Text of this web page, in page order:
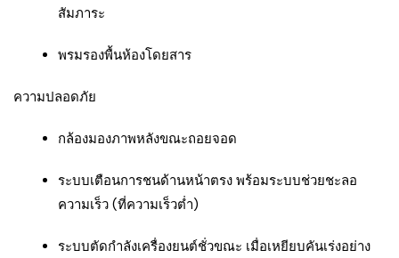
สัมภาระ
พรมรองพื้นห้องโดยสาร
ความปลอดภัย
กล้องมองภาพหลังขณะถอยจอด
ระบบเตือนการชนด้านหน้าตรง พร้อมระบบช่วยชะลอ
ความเร็ว (ที่ความเร็วต่ำ)
ระบบตัดกำลังเครื่องยนต์ชั่วขณะ เมื่อเหยียบคันเร่งอย่าง